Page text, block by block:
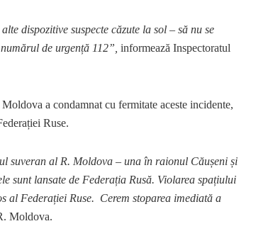
dispozitive suspecte căzute la sol – să nu se
de urgență 112”, informează Inspectoratul
a condamnat cu fermitate aceste incidente,
Ruse.
suveran al R. Moldova – una în raionul Căușeni și
sunt lansate de Federația Rusă. Violarea spațiului
al Federației Ruse. Cerem stoparea imediată a
Moldova.